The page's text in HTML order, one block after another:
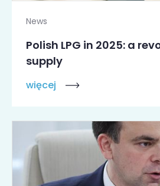
News
Polish LPG in 2025: a
supply
więcej